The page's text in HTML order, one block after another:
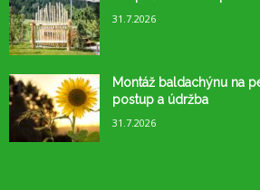
31.7.2026
Montáž baldachýnu na
postup a údržba
31.7.2026